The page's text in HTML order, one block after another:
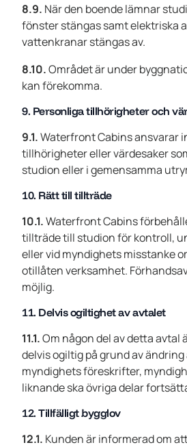
8.9. När den boende lämnar
fönster stängas samt elektriska
vattenkranar stängas av.
8.10.Området är under
kan förekomma.
9. Personliga tillhörigheter och
9.1.Waterfront Cabins ansvarar
tillhörigheter eller värdesaker
studion eller i gemensamma
10. Rätt till tillträde
10.1.Waterfront Cabins
tillträde till studion för kontroll,
eller vid myndighets misstanke
otillåten verksamhet.
möjlig.
11. Delvis ogiltighet av avtalet
11.1.Om någon del av detta avtal
delvis ogiltig på grund av
myndighets föreskrifter,
liknande ska övriga delar
12. Tillfälligt bygglov
12.1. Kunden är informerad om